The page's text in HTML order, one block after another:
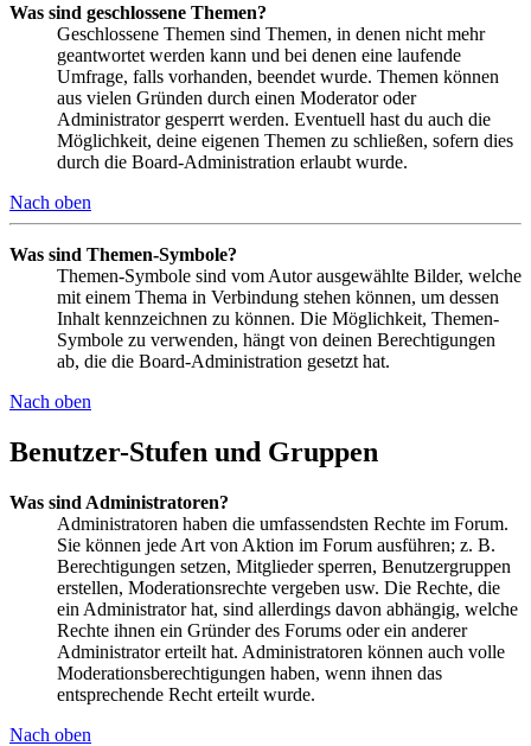
Was sind geschlossene Themen?
Geschlossene Themen sind Themen, in denen nicht mehr
geantwortet werden kann und bei denen eine laufende
Umfrage, falls vorhanden, beendet wurde. Themen können
aus vielen Gründen durch einen Moderator oder
Administrator gesperrt werden. Eventuell hast du auch die
Möglichkeit, deine eigenen Themen zu schließen, sofern dies
durch die Board-Administration erlaubt wurde.
Nach oben
Was sind Themen-Symbole?
Themen-Symbole sind vom Autor ausgewählte Bilder, welche
mit einem Thema in Verbindung stehen können, um dessen
Inhalt kennzeichnen zu können. Die Möglichkeit, Themen-
Symbole zu verwenden, hängt von deinen Berechtigungen
ab, die die Board-Administration gesetzt hat.
Nach oben
Benutzer-Stufen und Gruppen
Was sind Administratoren?
Administratoren haben die umfassendsten Rechte im Forum.
Sie können jede Art von Aktion im Forum ausführen; z. B.
Berechtigungen setzen, Mitglieder sperren, Benutzergruppen
erstellen, Moderationsrechte vergeben usw. Die Rechte, die
ein Administrator hat, sind allerdings davon abhängig, welche
Rechte ihnen ein Gründer des Forums oder ein anderer
Administrator erteilt hat. Administratoren können auch volle
Moderationsberechtigungen haben, wenn ihnen das
entsprechende Recht erteilt wurde.
Nach oben